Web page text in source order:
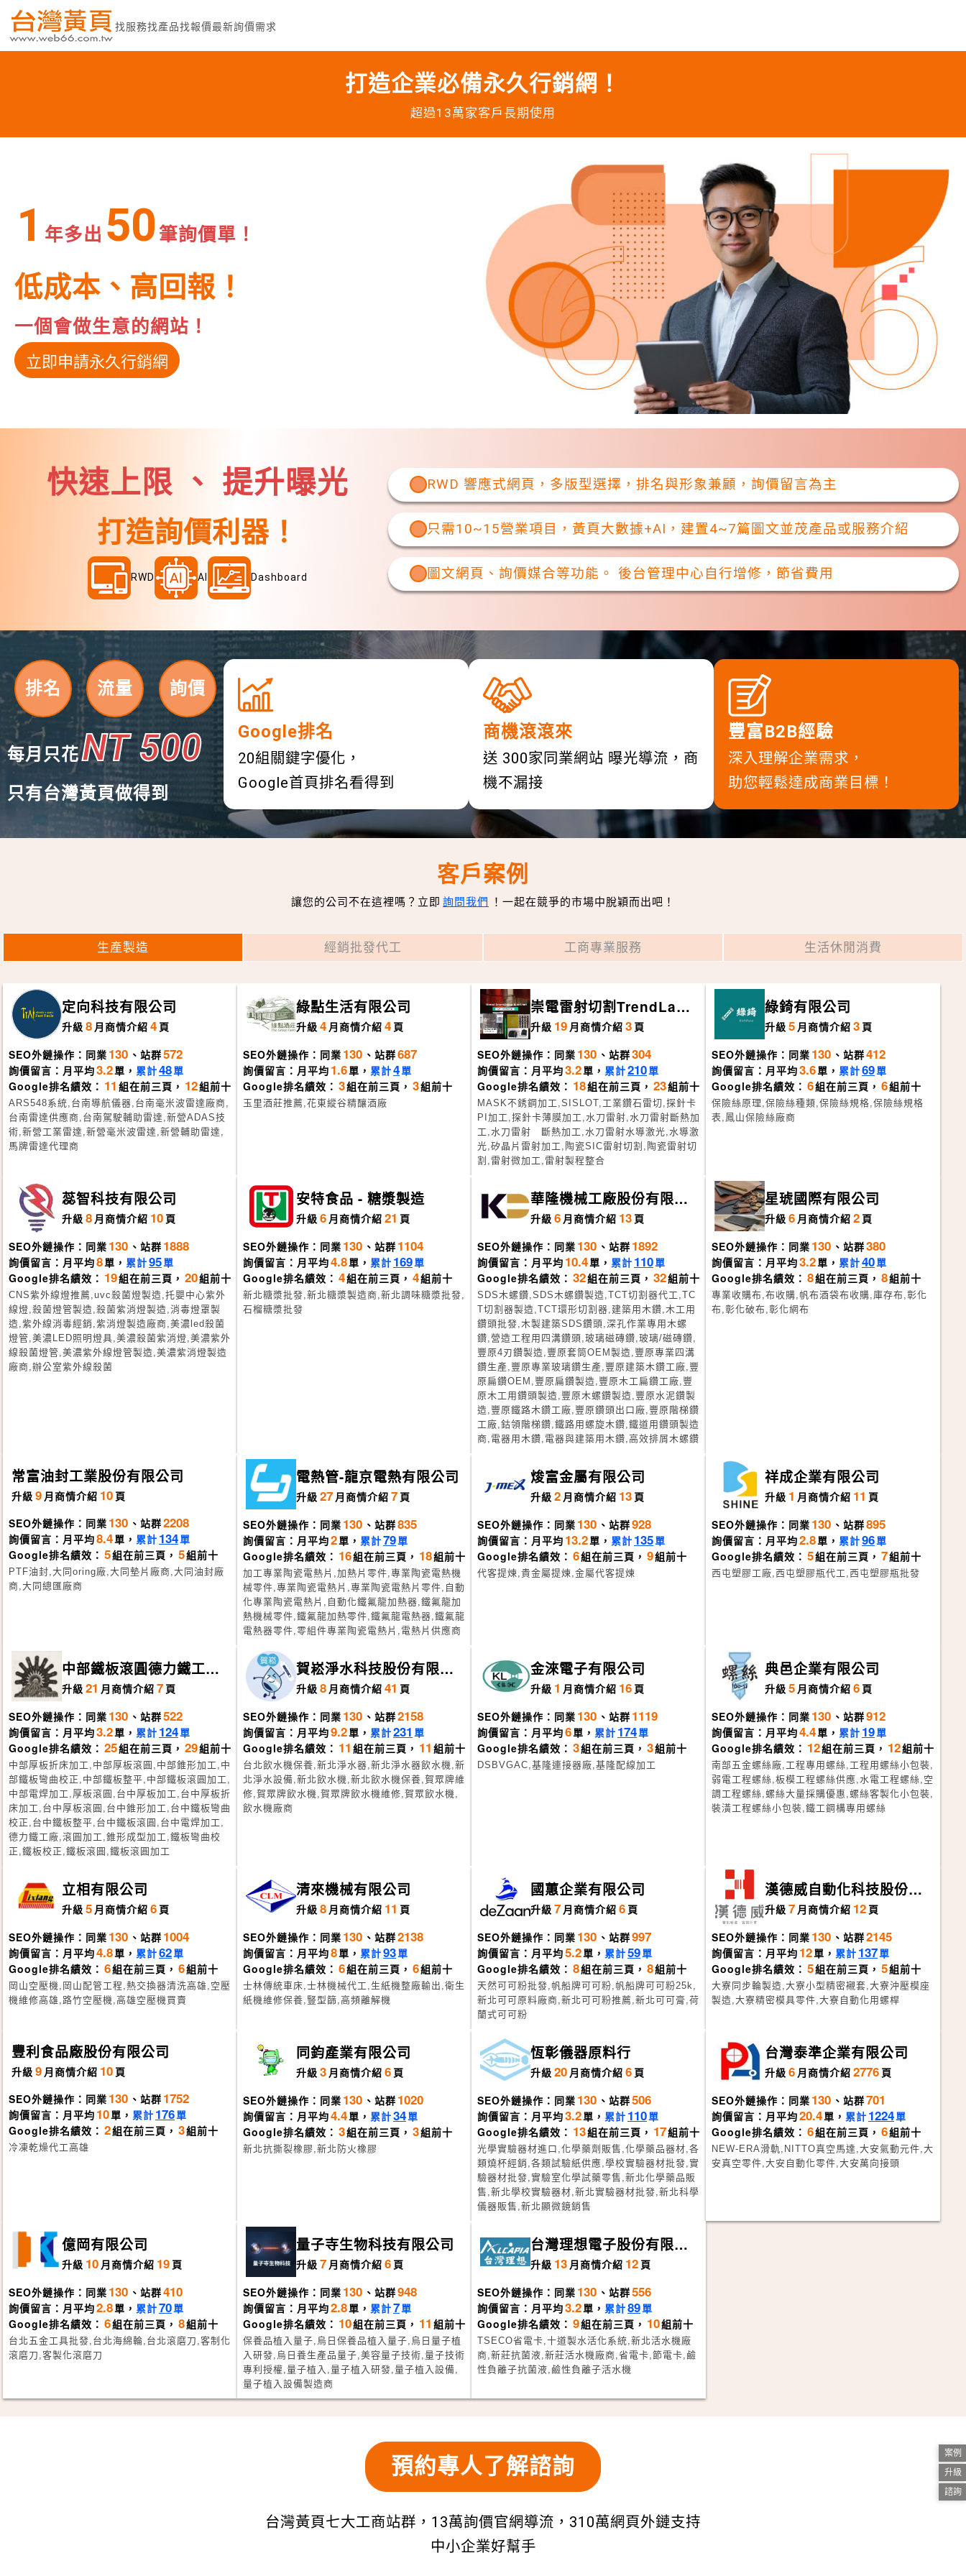
找服務找產品找報價最新詢價需求
打造企業必備永久行銷網！
超過13萬家客戶長期使用
1 年多出 50 筆詢價單！
低成本、高回報！
一個會做生意的網站！
立即申請永久行銷網
快速上限 、 提升曝光
打造詢價利器！
RWD AI Dashboard
RWD 響應式網頁，多版型選擇，排名與形象兼顧，詢價留言為主
只需10~15營業項目，黃頁大數據+AI，建置4~7篇圖文並茂產品或服務介紹
圖文網頁、詢價媒合等功能。 後台管理中心自行增修，節省費用
排名 流量 詢價
每月只花NT 500
只有台灣黃頁做得到
Google排名
20組關鍵字優化，
Google首頁排名看得到
商機滾滾來
送 300家同業網站 曝光導流，商
機不漏接
豐富B2B經驗
深入理解企業需求，
助您輕鬆達成商業目標！
客戶案例
讓您的公司不在這裡嗎？立即 詢問我們 ！ 一起在競爭的市場中脫穎而出吧！
生產製造 經銷批發代工 工商專業服務 生活休閒消費
定向科技有限公司
升級 8 月商情介紹 4 頁
SEO外鏈操作：同業 130 、站群572
詢價留言：月平均3.2單， 累計48單
Google排名績效： 11 組在前三頁， 12組前十
ARS548系統,台南導航儀器,台南毫米波雷達廠商,
台南雷達供應商,台南駕駛輔助雷達,新營ADAS技
術,新營工業雷達,新營毫米波雷達,新營輔助雷達,
馬牌雷達代理商
綠點生活有限公司
升級 4 月商情介紹 4 頁
SEO外鏈操作：同業 130 、站群687
詢價留言：月平均 1.6單， 累計4單
Google排名績效： 3組在前三頁， 3組前十
玉里酒莊推薦,花東縱谷精釀酒廠
崇電雷射切割TrendLase
r
升級 19 月商情介紹 3 頁
SEO外鏈操作：同業 130 、站群304
詢價留言：月平均3.2單， 累計210單
Google排名績效： 18組在前三頁， 23組前十
MASK不銹鋼加工,SISLOT,工業鑽石雷切,探針卡
PI加工,探針卡薄膜加工,水刀雷射,水刀雷射斷熱加
工,水刀雷射 斷熱加工,水刀雷射水導激光,水導激
光,矽晶片雷射加工,陶瓷SIC雷射切割,陶瓷雷射切
割,雷射微加工,雷射製程整合
綠錡有限公司
升級 5 月商情介紹 3 頁
SEO外鏈操作：同業 130 、站群412
詢價留言：月平均3.6單， 累計69單
Google排名績效： 6組在前三頁， 6組前十
保險絲原理,保險絲種類,保險絲規格,保險絲規格
表,鳳山保險絲廠商
蕊智科技有限公司
升級 8 月商情介紹 10 頁
SEO外鏈操作：同業 130 、站群 1888
詢價留言：月平均8單， 累計95單
Google排名績效： 19組在前三頁， 20組前十
CNS紫外線燈推薦,uvc殺菌燈製造,托嬰中心紫外
線燈,殺菌燈管製造,殺菌紫消燈製造,消毒燈罩製
造,紫外線消毒經銷,紫消燈製造廠商,美濃led殺菌
燈管,美濃LED照明燈具,美濃殺菌紫消燈,美濃紫外
線殺菌燈管,美濃紫外線燈管製造,美濃紫消燈製造
廠商,辦公室紫外線殺菌
安特食品 - 糖漿製造
升級 6 月商情介紹 21 頁
SEO外鏈操作：同業 130 、站群 1104
詢價留言：月平均4.8單， 累計 169單
Google排名績效： 4組在前三頁， 4組前十
新北糖漿批發,新北糖漿製造商,新北調味糖漿批發,
石榴糖漿批發
華隆機械工廠股份有限公
司
升級 6 月商情介紹 13 頁
SEO外鏈操作：同業 130 、站群 1892
詢價留言：月平均 10.4單， 累計 110單
Google排名績效： 32組在前三頁， 32組前十
SDS木螺鑽,SDS木螺鑽製造,TCT切割器代工,TC
T切割器製造,TCT環形切割器,建築用木鑽,木工用
鑽頭批發,木製建築SDS鑽頭,深孔作業專用木螺
鑽,營造工程用四溝鑽頭,玻璃磁磚鑽,玻璃/磁磚鑽,
豐原4刃鑽製造,豐原套筒OEM製造,豐原專業四溝
鑽生產,豐原專業玻璃鑽生產,豐原建築木鑽工廠,豐
原扁鑽OEM,豐原扁鑽製造,豐原木工扁鑽工廠,豐
原木工用鑽頭製造,豐原木螺鑽製造,豐原水泥鑽製
造,豐原鐵路木鑽工廠,豐原鑽頭出口廠,豐原階梯鑽
工廠,鈷領階梯鑽,鐵路用螺旋木鑽,鐵道用鑽頭製造
商,電器用木鑽,電器與建築用木鑽,高效排屑木螺鑽
星琥國際有限公司
升級 6 月商情介紹 2 頁
SEO外鏈操作：同業 130 、站群380
詢價留言：月平均3.2單， 累計40單
Google排名績效： 8組在前三頁， 8組前十
專業收購布,布收購,帆布酒袋布收購,庫存布,彰化
布,彰化破布,彰化網布
常富油封工業股份有限公司
升級 9 月商情介紹 10 頁
SEO外鏈操作：同業 130 、站群2208
詢價留言：月平均8.4單， 累計 134單
Google排名績效： 5組在前三頁， 5組前十
PTF油封,大同oring廠,大同墊片廠商,大同油封廠
商,大同總匯廠商
電熱管-龍京電熱有限公司
升級 27 月商情介紹 7 頁
SEO外鏈操作：同業 130 、站群835
詢價留言：月平均2單， 累計79單
Google排名績效： 16組在前三頁， 18組前十
加工專業陶瓷電熱片,加熱片零件,專業陶瓷電熱機
械零件,專業陶瓷電熱片,專業陶瓷電熱片零件,自動
化專業陶瓷電熱片,自動化鐵氟龍加熱器,鐵氟龍加
熱機械零件,鐵氟龍加熱零件,鐵氟龍電熱器,鐵氟龍
電熱器零件,零組件專業陶瓷電熱片,電熱片供應商
焌富金屬有限公司
升級 2 月商情介紹 13 頁
SEO外鏈操作：同業 130 、站群928
詢價留言：月平均 13.2單， 累計 135單
Google排名績效： 6組在前三頁， 9組前十
代客提煉,貴金屬提煉,金屬代客提煉
祥成企業有限公司
升級 1 月商情介紹 11 頁
SEO外鏈操作：同業 130 、站群895
詢價留言：月平均2.8單， 累計96單
Google排名績效： 5組在前三頁， 7組前十
西屯塑膠工廠,西屯塑膠瓶代工,西屯塑膠瓶批發
中部鐵板滾圓德力鐵工廠
台中豐原
升級 21 月商情介紹 7 頁
SEO外鏈操作：同業 130 、站群522
詢價留言：月平均3.2單， 累計 124單
Google排名績效： 25組在前三頁， 29組前十
中部厚板折床加工,中部厚板滾圓,中部錐形加工,中
部鐵板彎曲校正,中部鐵板整平,中部鐵板滾圓加工,
中部電焊加工,厚板滾圓,台中厚板加工,台中厚板折
床加工,台中厚板滾圓,台中錐形加工,台中鐵板彎曲
校正,台中鐵板整平,台中鐵板滾圓,台中電焊加工,
德力鐵工廠,滾圓加工,錐形成型加工,鐵板彎曲校
正,鐵板校正,鐵板滾圓,鐵板滾圓加工
賀崧淨水科技股份有限公
司
升級 8 月商情介紹 41 頁
SEO外鏈操作：同業 130 、站群2158
詢價留言：月平均9.2單， 累計231 單
Google排名績效： 11 組在前三頁， 11 組前十
台北飲水機保養,新北淨水器,新北淨水器飲水機,新
北淨水設備,新北飲水機,新北飲水機保養,賀眾牌維
修,賀眾牌飲水機,賀眾牌飲水機維修,賀眾飲水機,
飲水機廠商
金淶電子有限公司
升級 1 月商情介紹 16 頁
SEO外鏈操作：同業 130 、站群 1119
詢價留言：月平均6單， 累計 174單
Google排名績效： 3組在前三頁， 3組前十
DSBVGAC,基隆連接器廠,基隆配線加工
典邑企業有限公司
升級 5 月商情介紹 6 頁
SEO外鏈操作：同業 130 、站群912
詢價留言：月平均4.4單， 累計 19單
Google排名績效： 12組在前三頁， 12組前十
南部五金螺絲廠,工程專用螺絲,工程用螺絲小包裝,
弱電工程螺絲,板模工程螺絲供應,水電工程螺絲,空
調工程螺絲,螺絲大量採購優惠,螺絲客製化小包裝,
裝潢工程螺絲小包裝,鐵工鋼構專用螺絲
立相有限公司
升級 5 月商情介紹 6 頁
SEO外鏈操作：同業 130 、站群 1004
詢價留言：月平均4.8單， 累計62單
Google排名績效： 6組在前三頁， 6組前十
岡山空壓機,岡山配管工程,熱交換器清洗高雄,空壓
機維修高雄,路竹空壓機,高雄空壓機買賣
清來機械有限公司
升級 8 月商情介紹 11 頁
SEO外鏈操作：同業 130 、站群2138
詢價留言：月平均8單， 累計93單
Google排名績效： 6組在前三頁， 6組前十
士林傳統車床,士林機械代工,生紙機整廠輸出,衛生
紙機維修保養,豎型篩,高頻離解機
國蕙企業有限公司
升級 7 月商情介紹 6 頁
SEO外鏈操作：同業 130 、站群997
詢價留言：月平均5.2單， 累計59單
Google排名績效： 8組在前三頁， 8組前十
天然可可粉批發,帆船牌可可粉,帆船牌可可粉25k,
新北可可原料廠商,新北可可粉推薦,新北可可膏,荷
蘭式可可粉
漢德威自動化科技股份有
限公司
升級 7 月商情介紹 12 頁
SEO外鏈操作：同業 130 、站群2145
詢價留言：月平均 12單， 累計 137單
Google排名績效： 5組在前三頁， 5組前十
大寮同步輪製造,大寮小型精密襯套,大寮沖壓模座
製造,大寮精密模具零件,大寮自動化用螺桿
豐利食品廠股份有限公司
升級 9 月商情介紹 10 頁
SEO外鏈操作：同業 130 、站群 1752
詢價留言：月平均 10單， 累計 176單
Google排名績效： 2組在前三頁， 3組前十
冷凍乾燥代工高雄
同鈞產業有限公司
升級 3 月商情介紹 6 頁
SEO外鏈操作：同業 130 、站群 1020
詢價留言：月平均4.4單， 累計34單
Google排名績效： 3組在前三頁， 3組前十
新北抗撕裂橡膠,新北防火橡膠
恆彰儀器原料行
升級 20 月商情介紹 6 頁
SEO外鏈操作：同業 130 、站群506
詢價留言：月平均3.2單， 累計 110單
Google排名績效： 13組在前三頁， 17組前十
光學實驗器材進口,化學藥劑販售,化學藥品器材,各
類燒杯經銷,各類試驗紙供應,學校實驗器材批發,實
驗器材批發,實驗室化學試藥零售,新北化學藥品販
售,新北學校實驗器材,新北實驗器材批發,新北科學
儀器販售,新北顯微鏡銷售
台灣泰準企業有限公司
升級 6 月商情介紹 2776 頁
SEO外鏈操作：同業 130 、站群701
詢價留言：月平均20.4單， 累計 1224單
Google排名績效： 6組在前三頁， 6組前十
NEW-ERA滑軌,NITTO真空馬達,大安氣動元件,大
安真空零件,大安自動化零件,大安萬向接頭
億岡有限公司
升級 10 月商情介紹 19 頁
SEO外鏈操作：同業 130 、站群410
詢價留言：月平均2.8單， 累計70單
Google排名績效： 6組在前三頁， 8組前十
台北五金工具批發,台北海綿輪,台北滾磨刀,客制化
滾磨刀,客製化滾磨刀
量子寺生物科技有限公司
升級 7 月商情介紹 6 頁
SEO外鏈操作：同業 130 、站群948
詢價留言：月平均2.8單， 累計7單
Google排名績效： 10組在前三頁， 11 組前十
保養品植入量子,烏日保養品植入量子,烏日量子植
入研發,烏日養生產品量子,美容量子技術,量子技術
專利授權,量子植入,量子植入研發,量子植入設備,
量子植入設備製造商
台灣理想電子股份有限公
司
升級 13 月商情介紹 12 頁
SEO外鏈操作：同業 130 、站群556
詢價留言：月平均3.2單， 累計89單
Google排名績效： 9組在前三頁， 10組前十
TSECO省電卡,十道製水活化系統,新北活水機廠
商,新莊抗菌液,新莊活水機廠商,省電卡,節電卡,鹼
性負離子抗菌液,鹼性負離子活水機
預約專人了解諮詢
台灣黃頁七大工商站群，13萬詢價官網導流，310萬網頁外鏈支持
中小企業好幫手
案例
升級
諮詢